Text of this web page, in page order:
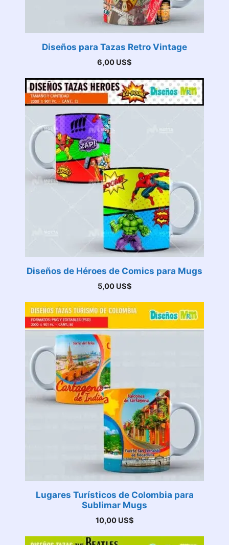
Diseños para Tazas Retro Vintage
6,00 US$
Diseños de Héroes de Comics para Mugs
5,00 US$
Lugares Turísticos de Colombia para
Sublimar Mugs
10,00 US$